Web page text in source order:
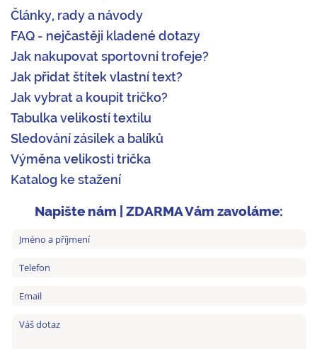
Články, rady a návody
FAQ - nejčastěji kladené dotazy
Jak nakupovat sportovní trofeje?
Jak přidat štítek vlastní text?
Jak vybrat a koupit tričko?
Tabulka velikostí textilu
Sledování zásilek a balíků
Výměna velikosti trička
Katalog ke stažení
Napište nám | ZDARMA Vám zavoláme: